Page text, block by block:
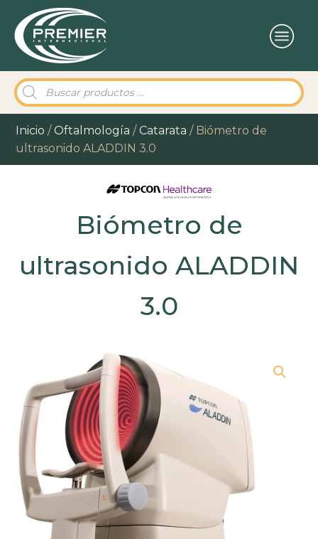
Búsqueda
de
productos
Inicio /Oftalmología /Catarata / Biómetro de
ultrasonido ALADDIN 3.0
Biómetro de
ultrasonido ALADDIN
3.0